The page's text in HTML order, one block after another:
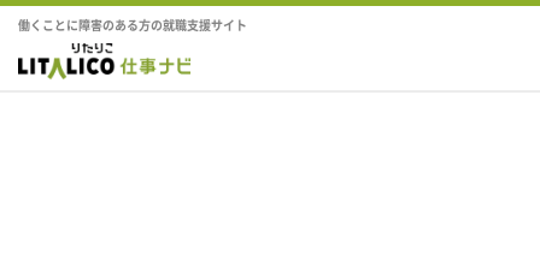
働くことに障害のある方の就職支援サイト